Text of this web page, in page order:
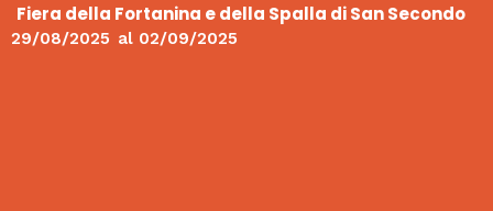
Fiera della Fortanina e della Spalla di San Secondo
29/08/2025 al 02/09/2025